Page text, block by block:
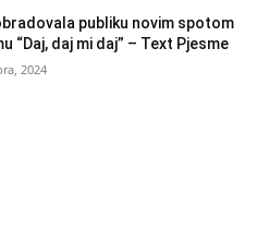
publiku novim spotom
“Daj, daj mi daj” – Text Pjesme
2024